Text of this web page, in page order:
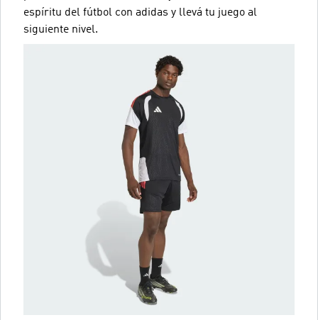
espíritu del fútbol con adidas y llevá tu juego al
siguiente nivel.